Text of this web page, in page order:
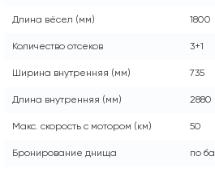
Длина вёсел (мм) 1800
Количество отсеков 3+1
Ширина внутренняя (мм) 735
Длина внутренняя (мм) 2880
Макс. скорость с мотором (км) 50
Бронирование днища по